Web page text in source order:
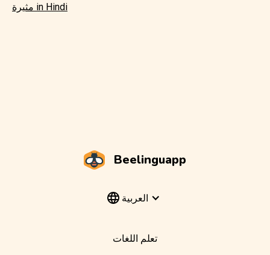
مثيرة in Hindi
Beelinguapp
العربية
تعلم اللغات